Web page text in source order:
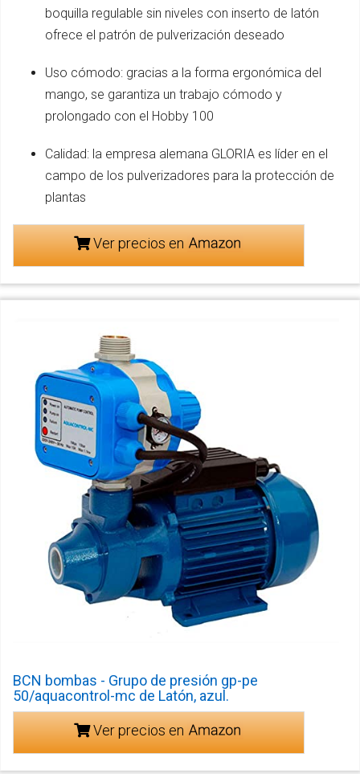
boquilla regulable sin niveles con inserto de latón
ofrece el patrón de pulverización deseado
Uso cómodo: gracias a la forma ergonómica del
mango, se garantiza un trabajo cómodo y
prolongado con el Hobby 100
Calidad: la empresa alemana GLORIA es líder en el
campo de los pulverizadores para la protección de
plantas
Ver precios en
BCN bombas - Grupo de presión gp-pe
50/aquacontrol-mc de Latón, azul.
Ver precios en